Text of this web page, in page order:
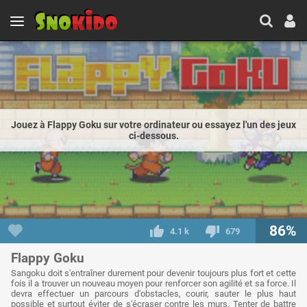
Jouez à Flappy Goku sur votre ordinateur ou essayez l'un des jeux
ci-dessous.
4.1 k 679 86%
Flappy Goku
Sangoku doit s'entraîner durement pour devenir toujours plus fort et cette
fois il a trouver un nouveau moyen pour renforcer son agilité et sa force. Il
devra effectuer un parcours d'obstacles, courir, sauter le plus haut
possible et surtout éviter de s'écraser contre les murs. Tenter de battre